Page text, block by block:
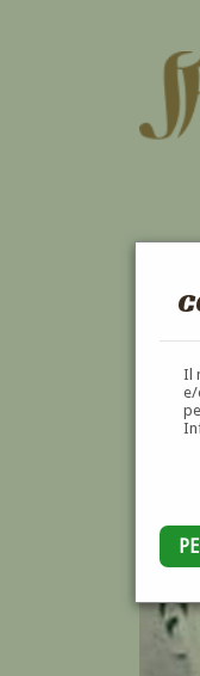
Il
e/